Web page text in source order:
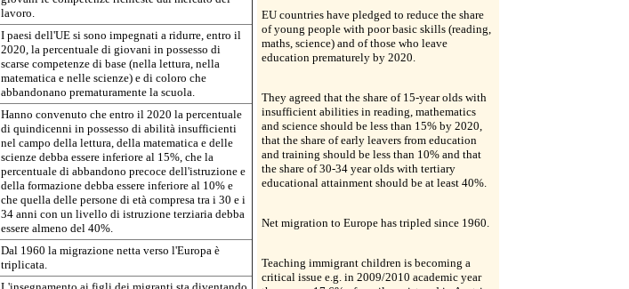
lavoro.
I paesi dell'UE si sono impegnati a ridurre, entro il
2020, la percentuale di giovani in possesso di
scarse competenze di base (nella lettura, nella
matematica e nelle scienze) e di coloro che
abbandonano prematuramente la scuola.
Hanno convenuto che entro il 2020 la percentuale
di quindicenni in possesso di abilità insufficienti
nel campo della lettura, della matematica e delle
scienze debba essere inferiore al 15%, che la
percentuale di abbandono precoce dell'istruzione e
della formazione debba essere inferiore al 10% e
che quella delle persone di età compresa tra i 30 e i
34 anni con un livello di istruzione terziaria debba
essere almeno del 40%.
Dal 1960 la migrazione netta verso l'Europa è
triplicata.
EU countries have pledged to reduce the share
of young people with poor basic skills (reading,
maths, science) and of those who leave
education prematurely by 2020.
They agreed that the share of 15-year olds with
insufficient abilities in reading, mathematics
and science should be less than 15% by 2020,
that the share of early leavers from education
and training should be less than 10% and that
the share of 30-34 year olds with tertiary
educational attainment should be at least 40%.
Net migration to Europe has tripled since 1960.
Teaching immigrant children is becoming a
critical issue e.g. in 2009/2010 academic year